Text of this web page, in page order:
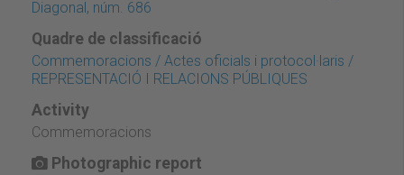
Diagonal, núm. 686
Quadre de classificació
Commemoracions / Actes oficials i protocol·laris /
REPRESENTACIÓ I RELACIONS PÚBLIQUES
Activity
Commemoracions
Photographic report